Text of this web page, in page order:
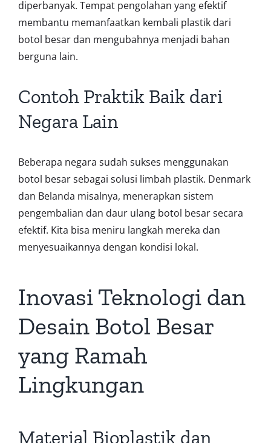
diperbanyak. Tempat pengolahan yang efektif
membantu memanfaatkan kembali plastik dari
botol besar dan mengubahnya menjadi bahan
berguna lain.
Contoh Praktik Baik dari
Negara Lain
Beberapa negara sudah sukses menggunakan
botol besar sebagai solusi limbah plastik. Denmark
dan Belanda misalnya, menerapkan sistem
pengembalian dan daur ulang botol besar secara
efektif. Kita bisa meniru langkah mereka dan
menyesuaikannya dengan kondisi lokal.
Inovasi Teknologi dan
Desain Botol Besar
yang Ramah
Lingkungan
Material Bioplastik dan